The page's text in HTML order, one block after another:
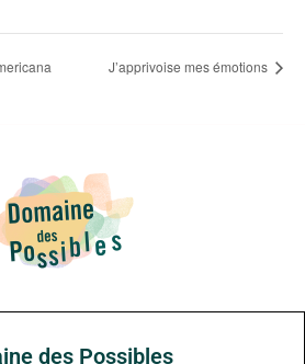
J’apprivoise mes émotions
des Possibles